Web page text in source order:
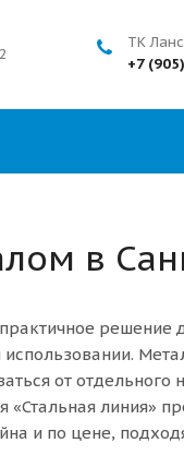
ТК
+7
в
решение
от
линия»
и по цене,